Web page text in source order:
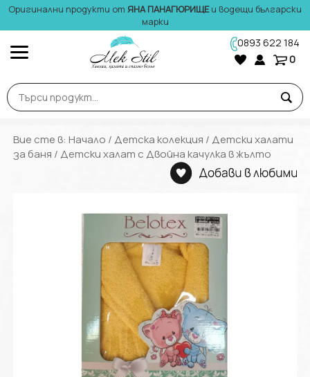
Оригинални продукти от ЯНА ПАНАГЮРИЩЕи водещи български
марки
0893 622 184
0
Вие сте в: Начало /Детска колекция /Детски халати
за баня / Детски халат с Двойна качулка в жълто